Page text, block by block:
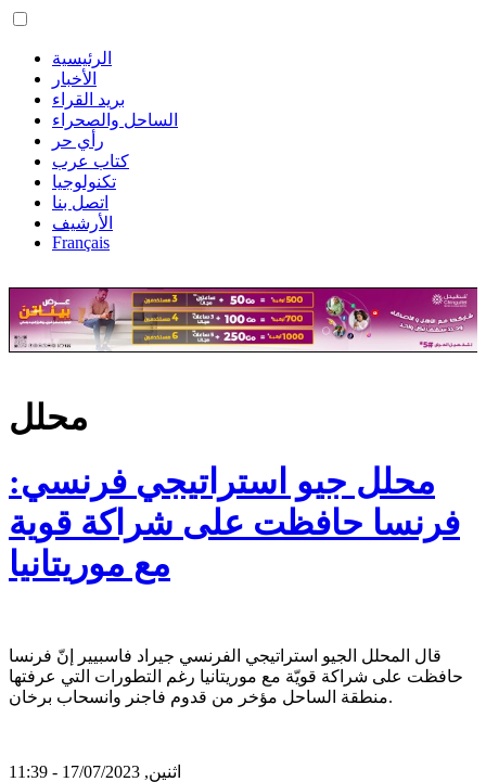
الرئيسية
الأخبار
بريد القراء
الساحل والصحراء
رأي حر
كتاب عرب
تكنولوجيا
اتصل بنا
الأرشيف
Français
محلل
محلل جيو استراتيجي فرنسي:
فرنسا حافظت على شراكة قوية
مع موريتانيا
قال المحلل الجيو استراتيجي الفرنسي جيراد فاسبيير إنّ فرنسا
حافظت على شراكة قويّة مع موريتانيا رغم التطورات التي عرفتها
منطقة الساحل مؤخر من قدوم فاجنر وانسحاب برخان.
اثنين, 17/07/2023 - 11:39